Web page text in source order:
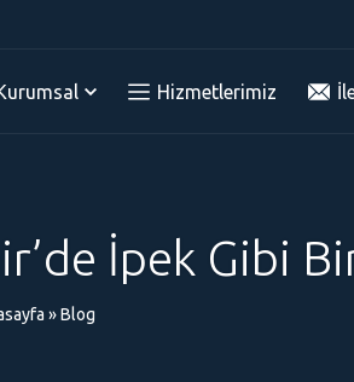
Hizmetlerimiz
İpek Gibi
»Blog